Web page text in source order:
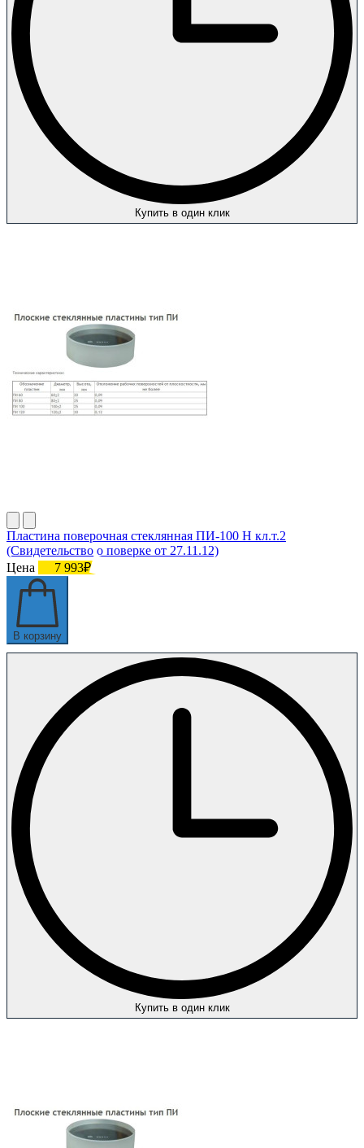
Купить в один клик
Пластина поверочная стеклянная ПИ-100 Н кл.т.2
(Свидетельство о поверке от 27.11.12)
Цена
7 993₽
В корзину
Купить в один клик